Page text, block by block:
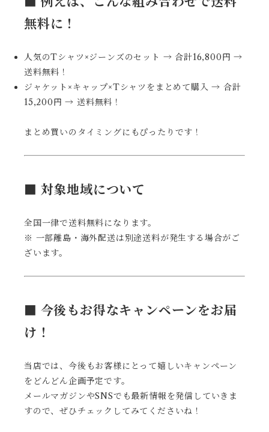
無料に！
人気のTシャツ×ジーンズのセット → 合計16,800円 →
送料無料！
ジャケット×キャップ×Tシャツをまとめて購入 → 合計
15,200円 → 送料無料！
まとめ買いのタイミングにもぴったりです！
■ 対象地域について
全国一律で送料無料になります。
※ 一部離島・海外配送は別途送料が発生する場合がご
ざいます。
■ 今後もお得なキャンペーンをお届
け！
当店では、今後もお客様にとって嬉しいキャンペーン
をどんどん企画予定です。
メールマガジンやSNSでも最新情報を発信していきま
すので、ぜひチェックしてみてくださいね！